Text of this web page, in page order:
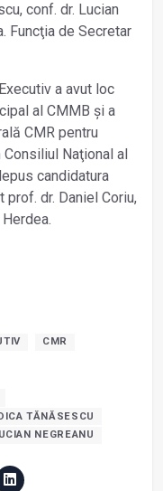
conf. dr. Lucian
Funcţia de Secretar
a avut loc
al CMMB și a
CMR pentru
Naţional al
candidatura
dr. Daniel Coriu,
CMR
TĂNĂSESCU
NEGREANU